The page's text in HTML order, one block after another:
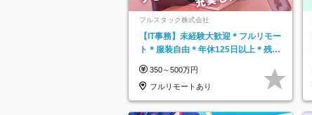
フルスタック株式会社
【IT事務】未経験大歓迎＊フルリモー
ト＊服装自由＊年休125日以上＊残業
350～500万円
フルリモートあり